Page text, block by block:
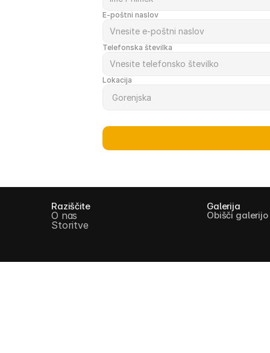
E-poštni naslov
Telefonska številka
Lokacija
Raziščite
O nas
Storitve
Galerija
Obišči galerijo